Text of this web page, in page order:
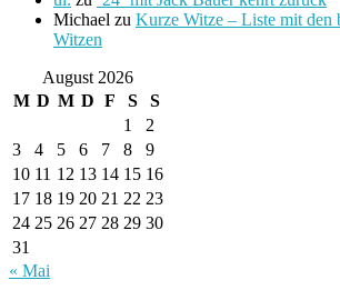
Michael zu Kurze Witze – Liste mit den
Witzen
August 2026
M D M D F S
S
1
2
3
4 5 6 7 8
9
10 11 12 13 14 15 16
17 18 19 20 21 22 23
24 25 26 27 28 29 30
31
« Mai